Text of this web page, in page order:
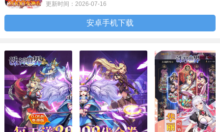
更新时间：2026-07-16
安卓手机下载